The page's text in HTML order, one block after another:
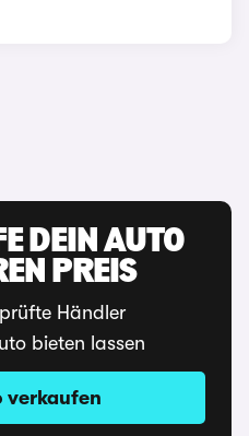
DEIN AUTO
PREIS
Händler
bieten lassen
verkaufen